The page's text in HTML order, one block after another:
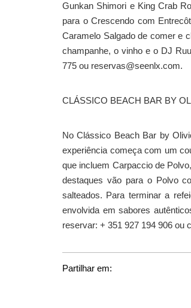
Gunkan Shimori e King Crab
para o Crescendo com
Caramelo Salgado de comer e
champanhe, o vinho e o DJ
775 ou reservas@seenlx.com.
CLÁSSICO BEACH BAR BY
No Clássico Beach Bar by
experiência começa com um
que incluem Carpaccio de
destaques vão para o Polvo
salteados. Para terminar a
envolvida em sabores
reservar: + 351 927 194 906 ou
Partilhar em: